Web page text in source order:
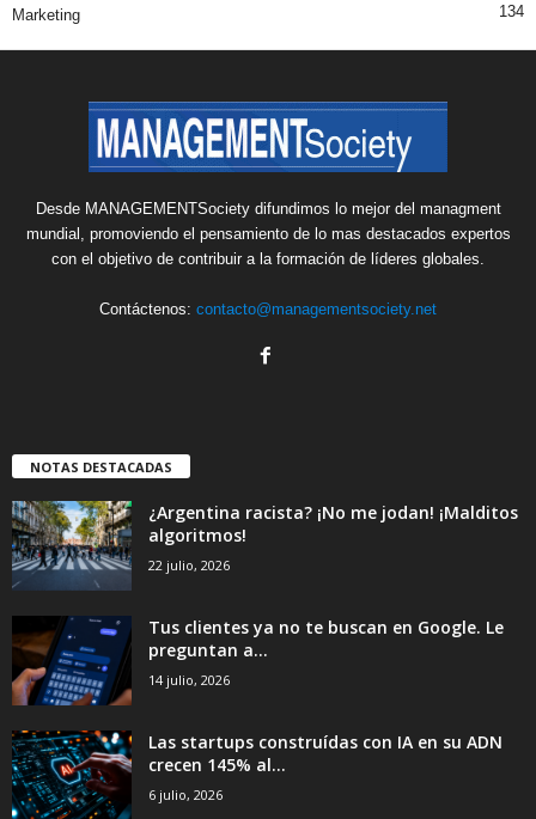
Marketing 134
Desde MANAGEMENTSociety difundimos lo mejor del managment
mundial, promoviendo el pensamiento de lo mas destacados expertos
con el objetivo de contribuir a la formación de líderes globales.
Contáctenos: contacto@managementsociety.net
NOTAS DESTACADAS
¿Argentina racista? ¡No me jodan! ¡Malditos
algoritmos!
22 julio, 2026
Tus clientes ya no te buscan en Google. Le
preguntan a...
14 julio, 2026
Las startups construídas con IA en su ADN
crecen 145% al...
6 julio, 2026